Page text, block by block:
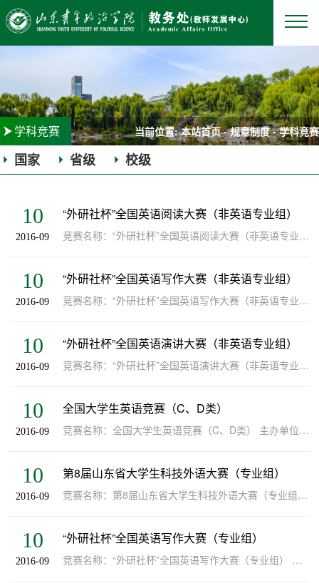
学科竞赛 当前位置:本站首页-规章制度-学科竞赛
国家 省级 校级
10
2016-09
“外研社杯”全国英语阅读大赛（非英语专业组）
竞赛名称：“外研社杯”全国英语阅读大赛（非英语专业组） 主办单位：教育部高等学校大学外语教学指导委员会、教育部高等学校英语专业教学指导委员会 级别：国家级 类型：一般项目 承办学院：外国语学院 竞赛负责人：...
10
2016-09
“外研社杯”全国英语写作大赛（非英语专业组）
竞赛名称：“外研社杯”全国英语写作大赛（非英语专业组） 主办单位：教育部高等学校大学外语教学指导委员会、教育部高等学校英语专业教学指导委员会 级别：国家级 类型：一般项目 承办学院：外国语学院 竞赛负责人：...
10
2016-09
“外研社杯”全国英语演讲大赛（非英语专业组）
竞赛名称：“外研社杯”全国英语演讲大赛（非英语专业组） 主办单位：教育部高等学校大学外语教学指导委员会、教育部高等学校英语专业教学指导委员会 级别：国家级 类型：重点项目 承办学院：外国语学院 竞赛负责人：...
10
2016-09
全国大学生英语竞赛（C、D类）
竞赛名称：全国大学生英语竞赛（C、D类） 主办单位：教育部高等学校大学外语教学指导委员会 级别：国家级 类型：重点项目 承办学院：外国语学院 竞赛负责人：孙作生 竞赛网站（网络课程）：http://eol.sdyu.edu.cn/m...
10
2016-09
第8届山东省大学生科技外语大赛（专业组）
竞赛名称：第8届山东省大学生科技外语大赛（专业组） 主办单位：省教育厅、省科技协会 级别：省级 类型：重点项目 承办学院：外国语学院 竞赛负责人：王玉兰 竞赛网站（网络课程）：http://eol.sdyu.edu.cn/meol/jpk...
10
2016-09
“外研社杯”全国英语写作大赛（专业组）
竞赛名称：“外研社杯”全国英语写作大赛（专业组） 主办单位：教育部高等学校大学外语教学指导委员会、教育部高等学校英语专业教学指导委员会 级别：国家级 类型：一般项目 承办学院：外国语学院 竞赛负责人：张丽君...